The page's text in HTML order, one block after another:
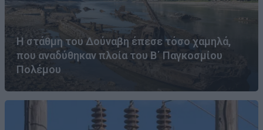
Η στάθμη του Δούναβη έπεσε τόσο χαμηλά,
που αναδύθηκαν πλοία του Β΄ Παγκοσμίου
Πολέμου